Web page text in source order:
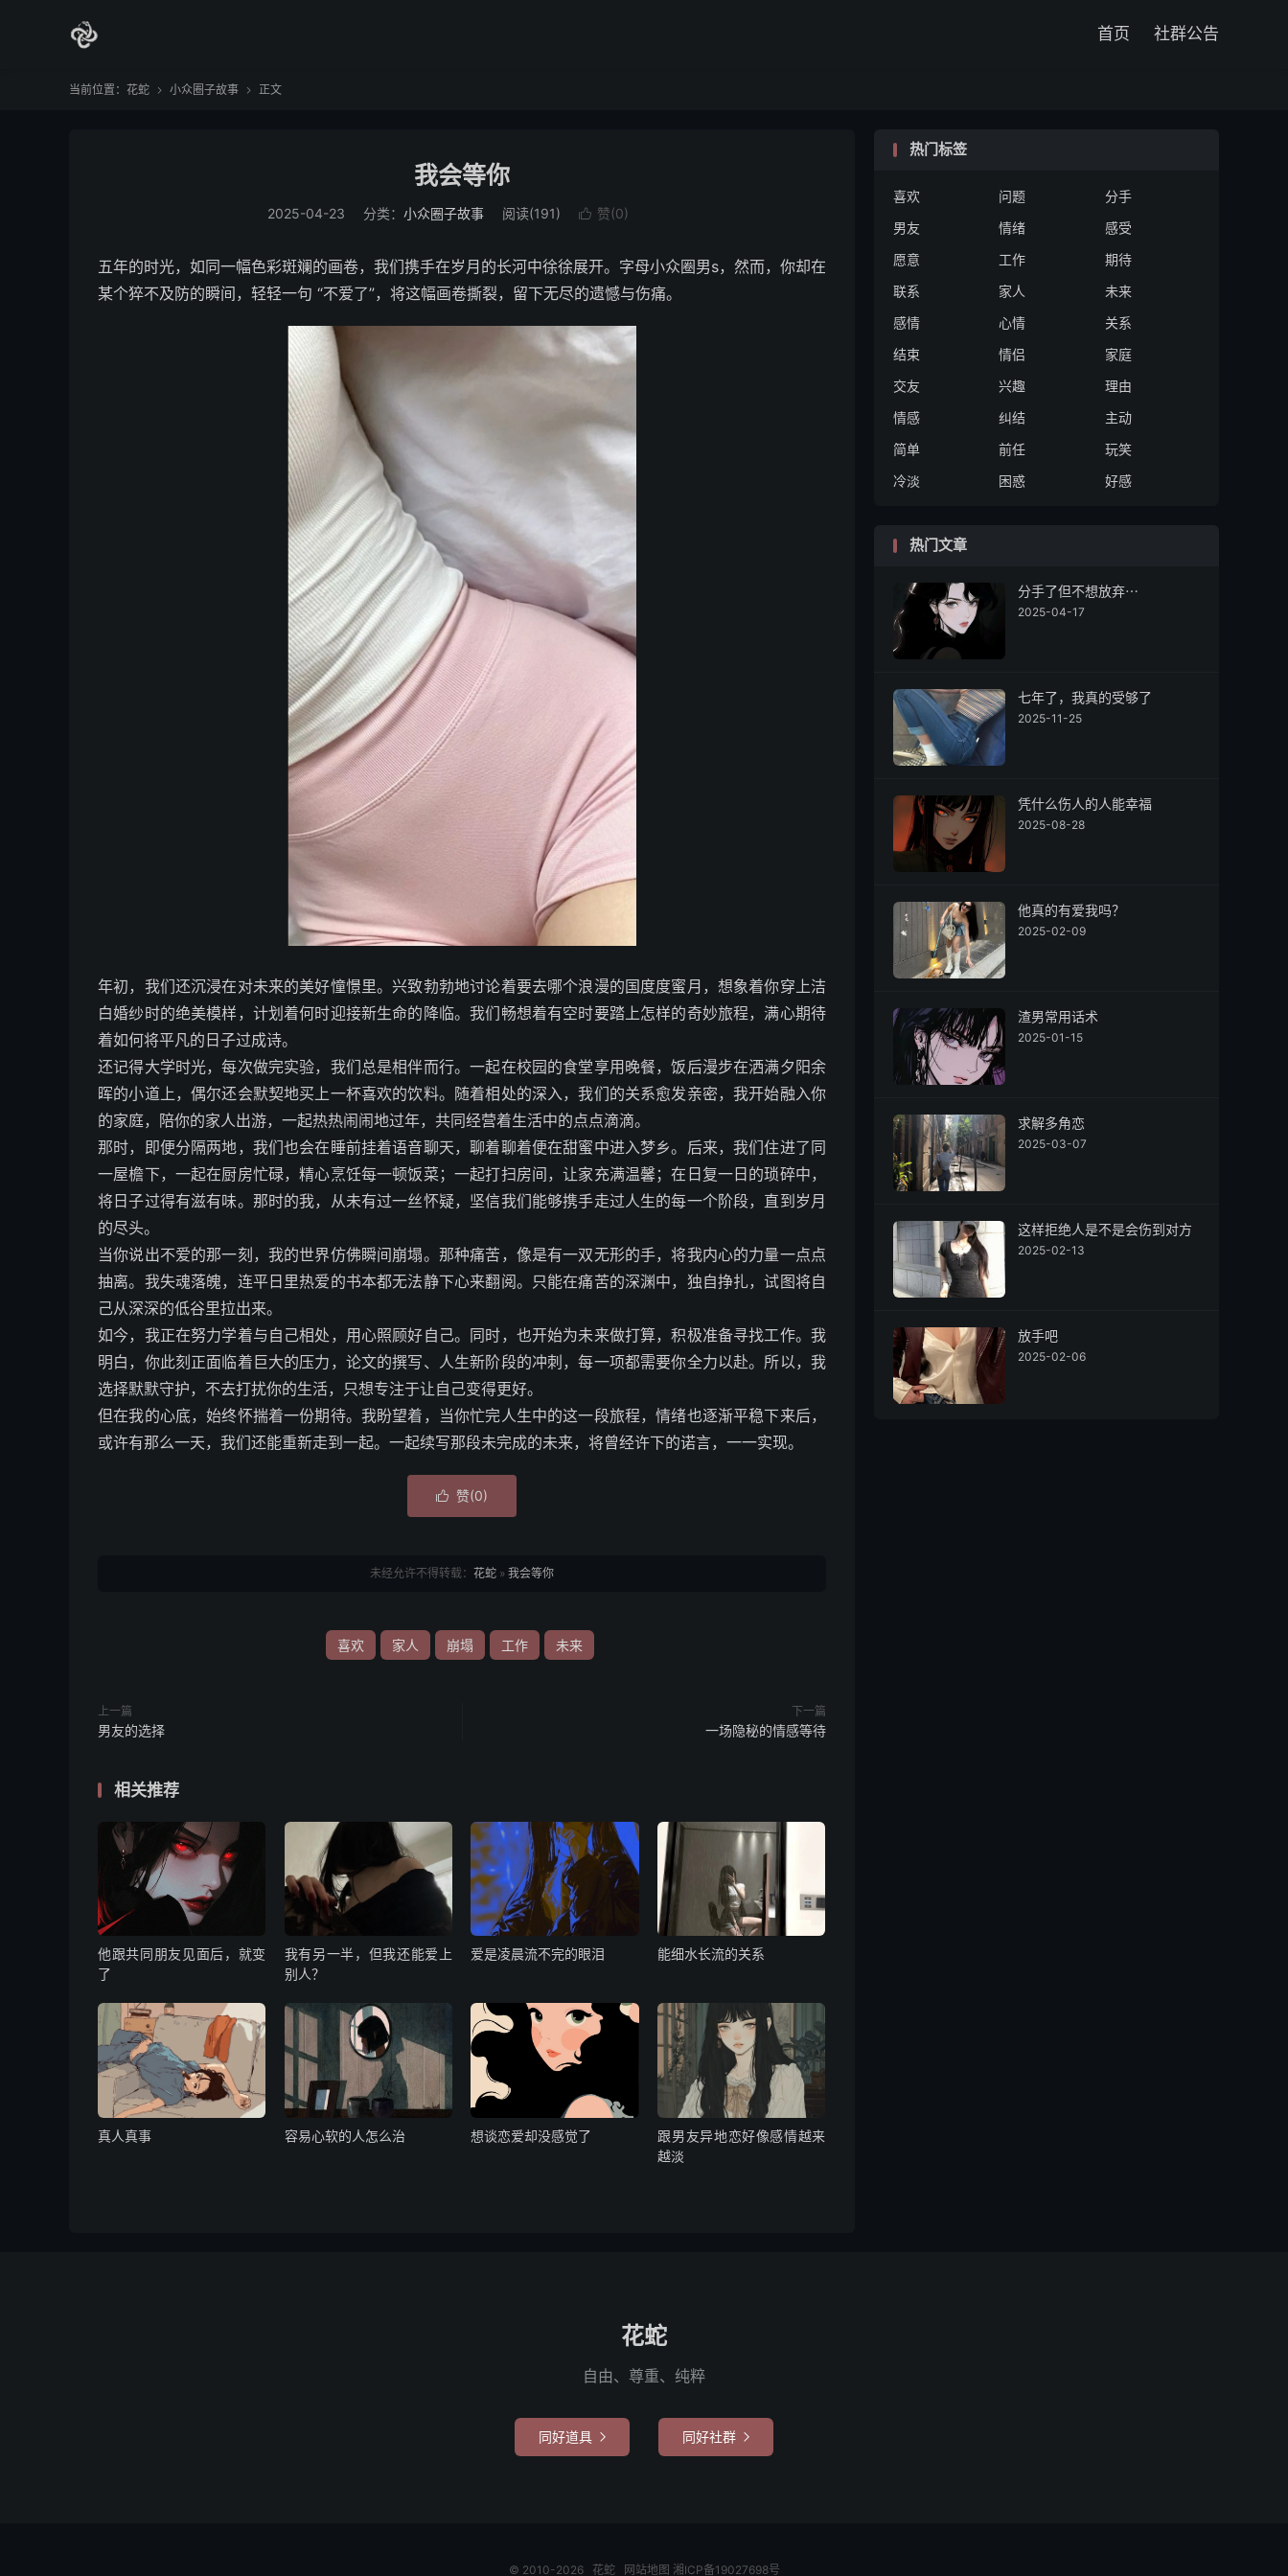
首页 社群公告
当前位置： 花蛇  小众圈子故事  正文
我会等你
2025-04-23 分类： 小众圈子故事 阅读(191)  赞(0)
五年的时光，如同一幅色彩斑斓的画卷，我们携手在岁月的长河中徐徐展开。字母小众圈男s，然而，你却在
某个猝不及防的瞬间，轻轻一句 “不爱了”，将这幅画卷撕裂，留下无尽的遗憾与伤痛。
年初，我们还沉浸在对未来的美好憧憬里。兴致勃勃地讨论着要去哪个浪漫的国度度蜜月，想象着你穿上洁
白婚纱时的绝美模样，计划着何时迎接新生命的降临。我们畅想着有空时要踏上怎样的奇妙旅程，满心期待
着如何将平凡的日子过成诗。
还记得大学时光，每次做完实验，我们总是相伴而行。一起在校园的食堂享用晚餐，饭后漫步在洒满夕阳余
晖的小道上，偶尔还会默契地买上一杯喜欢的饮料。随着相处的深入，我们的关系愈发亲密，我开始融入你
的家庭，陪你的家人出游，一起热热闹闹地过年，共同经营着生活中的点点滴滴。
那时，即便分隔两地，我们也会在睡前挂着语音聊天，聊着聊着便在甜蜜中进入梦乡。后来，我们住进了同
一屋檐下，一起在厨房忙碌，精心烹饪每一顿饭菜；一起打扫房间，让家充满温馨；在日复一日的琐碎中，
将日子过得有滋有味。那时的我，从未有过一丝怀疑，坚信我们能够携手走过人生的每一个阶段，直到岁月
的尽头。
当你说出不爱的那一刻，我的世界仿佛瞬间崩塌。那种痛苦，像是有一双无形的手，将我内心的力量一点点
抽离。我失魂落魄，连平日里热爱的书本都无法静下心来翻阅。只能在痛苦的深渊中，独自挣扎，试图将自
己从深深的低谷里拉出来。
如今，我正在努力学着与自己相处，用心照顾好自己。同时，也开始为未来做打算，积极准备寻找工作。我
明白，你此刻正面临着巨大的压力，论文的撰写、人生新阶段的冲刺，每一项都需要你全力以赴。所以，我
选择默默守护，不去打扰你的生活，只想专注于让自己变得更好。
但在我的心底，始终怀揣着一份期待。我盼望着，当你忙完人生中的这一段旅程，情绪也逐渐平稳下来后，
或许有那么一天，我们还能重新走到一起。一起续写那段未完成的未来，将曾经许下的诺言，一一实现。
 赞(0)
未经允许不得转载： 花蛇 » 我会等你
喜欢 家人 崩塌 工作 未来
上一篇
男友的选择
下一篇
一场隐秘的情感等待
相关推荐
他跟共同朋友见面后，就变
了
我有另一半，但我还能爱上
别人？
爱是凌晨流不完的眼泪 能细水长流的关系
真人真事 容易心软的人怎么治 想谈恋爱却没感觉了
跟男友异地恋好像感情越来
越淡
热门标签
喜欢 问题
分手
男友
情绪
感受
愿意
工作
期待
联系
家人
未来
感情
心情
关系
结束
情侣
家庭
交友
兴趣
理由
情感
纠结
主动
简单
前任
玩笑
冷淡
困惑 好感
热门文章
分手了但不想放弃⋯
2025-04-17
七年了，我真的受够了
2025-11-25
凭什么伤人的人能幸福
2025-08-28
他真的有爱我吗？
2025-02-09
渣男常用话术
2025-01-15
求解多角恋
2025-03-07
这样拒绝人是不是会伤到对方
2025-02-13
放手吧
2025-02-06
花蛇
自由、尊重、纯粹
同好道具  同好社群 
© 2010-2026 花蛇 网站地图 湘ICP备19027698号